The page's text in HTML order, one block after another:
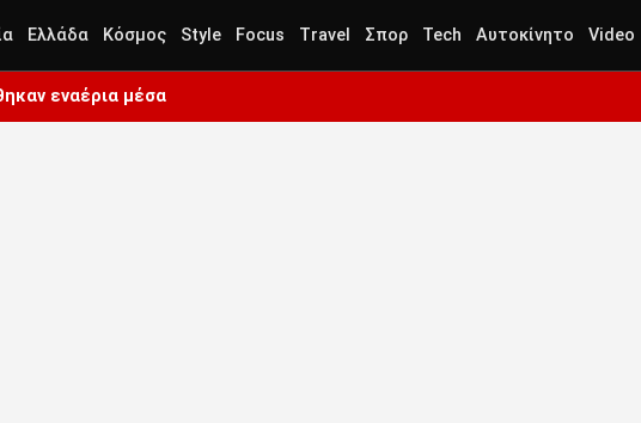
Ελλάδα Κόσμος Style Focus Travel Σπορ Tech Αυτοκίνητο Video
εναέρια μέσα